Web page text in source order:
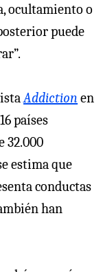
ocultamiento o
puede
Addiction en
países
32.000
estima que
conductas
han